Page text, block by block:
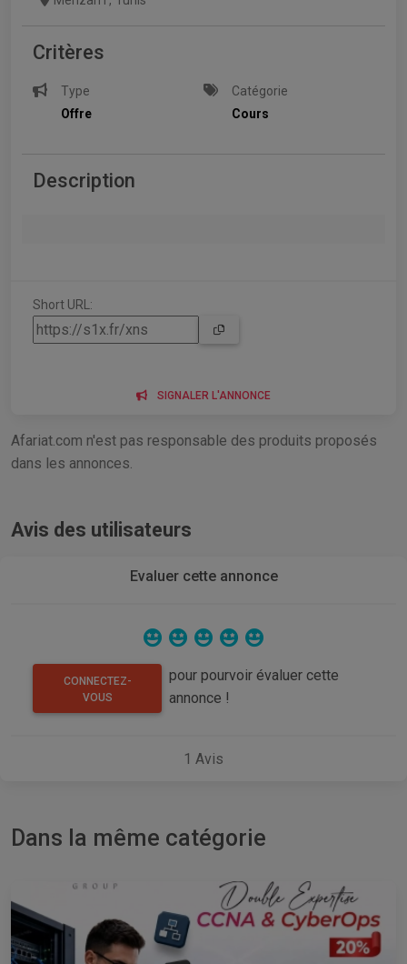
Critères
Type
Offre
Catégorie
Cours
Description
Short URL:
SIGNALER L'ANNONCE
Afariat.com n'est pas responsable des produits proposés
dans les annonces.
Avis des utilisateurs
Evaluer cette annonce
CONNECTEZ-
VOUS
pour pourvoir évaluer cette
annonce !
1 Avis
Dans la même catégorie